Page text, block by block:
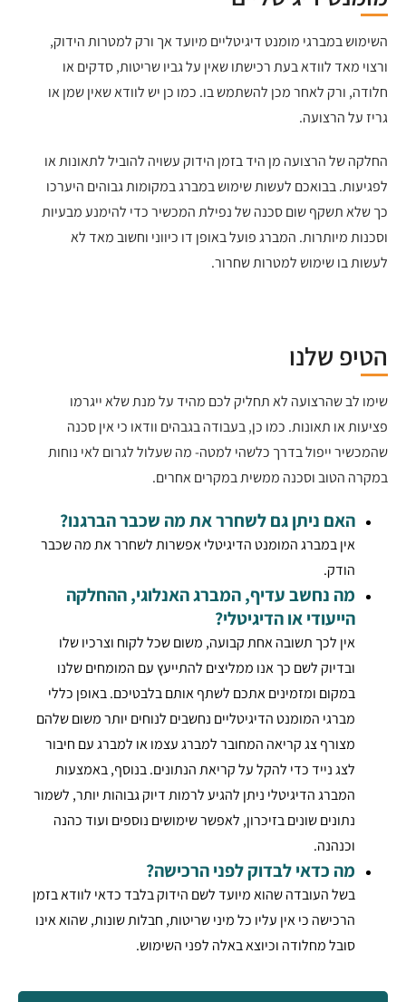
השימוש במברגי מומנט דיגיטליים מיועד אך ורק למטרות הידוק,
ורצוי מאד לוודא בעת רכישתו שאין על גביו שריטות, סדקים או
חלודה, ורק לאחר מכן להשתמש בו. כמו כן יש לוודא שאין שמן או
גריז על הרצועה.
החלקה של הרצועה מן היד בזמן הידוק עשויה להוביל לתאונות או
לפגיעות. בבואכם לעשות שימוש במברג במקומות גבוהים היערכו
כך שלא תשקף שום סכנה של נפילת המכשיר כדי להימנע מבעיות
וסכנות מיותרות. המברג פועל באופן דו כיווני וחשוב מאד לא
לעשות בו שימוש למטרות שחרור.
הטיפ שלנו
שימו לב שהרצועה לא תחליק לכם מהיד על מנת שלא ייגרמו
פציעות או תאונות. כמו כן, בעבודה בגבהים וודאו כי אין סכנה
שהמכשיר ייפול בדרך כלשהי למטה- מה שעלול לגרום לאי נוחות
במקרה הטוב וסכנה ממשית במקרים אחרים.
האם ניתן גם לשחרר את מה שכבר הברגנו?
אין במברג המומנט הדיגיטלי אפשרות לשחרר את מה שכבר
הודק.
מה נחשב עדיף, המברג האנלוגי, ההחלקה
הייעודי או הדיגיטלי?
אין לכך תשובה אחת קבועה, משום שכל לקוח וצרכיו שלו
ובדיוק לשם כך אנו ממליצים להתייעץ עם המומחים שלנו
במקום ומזמינים אתכם לשתף אותם בלבטיכם. באופן כללי
מברגי המומנט הדיגיטליים נחשבים לנוחים יותר משום שלהם
מצורף צג קריאה המחובר למברג עצמו או למברג עם חיבור
לצג נייד כדי להקל על קריאת הנתונים. בנוסף, באמצעות
המברג הדיגיטלי ניתן להגיע לרמות דיוק גבוהות יותר, לשמור
נתונים שונים בזיכרון, לאפשר שימושים נוספים ועוד כהנה
וכנהנה.
מה כדאי לבדוק לפני הרכישה?
בשל העובדה שהוא מיועד לשם הידוק בלבד כדאי לוודא בזמן
הרכישה כי אין עליו כל מיני שריטות, חבלות שונות, שהוא אינו
סובל מחלודה וכיוצא באלה לפני השימוש.